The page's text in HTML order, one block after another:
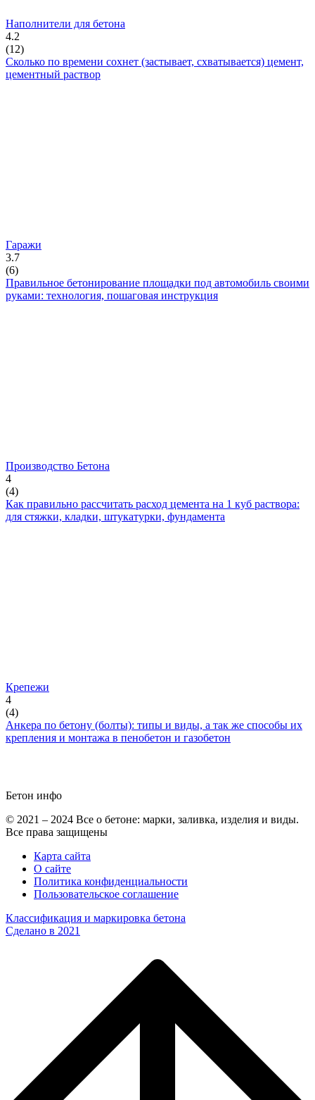
Наполнители для бетона
4.2
(12)
Сколько по времени сохнет (застывает, схватывается) цемент,
цементный раствор
Гаражи
3.7
(6)
Правильное бетонирование площадки под автомобиль своими
руками: технология, пошаговая инструкция
Производство Бетона
4
(4)
Как правильно рассчитать расход цемента на 1 куб раствора:
для стяжки, кладки, штукатурки, фундамента
Крепежи
4
(4)
Анкера по бетону (болты): типы и виды, а так же способы их
крепления и монтажа в пенобетон и газобетон
Бетон инфо
© 2021 – 2024 Все о бетоне: марки, заливка, изделия и виды.
Все права защищены
Карта сайта
О сайте
Политика конфиденциальности
Пользовательское соглашение
Классификация и маркировка бетона
Сделано в 2021